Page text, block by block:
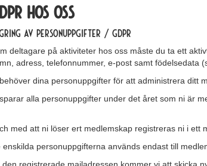
hos oss
av personuppgifter / GDPR
deltagare på aktiviteter hos oss måste du ta ett
adress, telefonnummer, e-post samt födelsedata
dina personuppgifter för att administrera ditt
alla personuppgifter under det året som ni är
med att ni löser ert medlemskap registreras ni i ett
enskilda personuppgifterna används endast till